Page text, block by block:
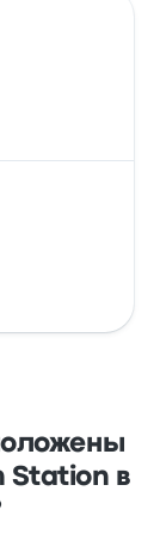
Station в